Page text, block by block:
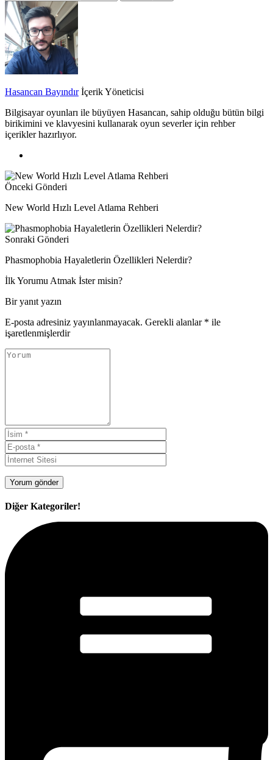
Hasancan Bayındır İçerik Yöneticisi
Bilgisayar oyunları ile büyüyen Hasancan, sahip olduğu bütün bilgi
birikimini ve klavyesini kullanarak oyun severler için rehber
içerikler hazırlıyor.
Önceki Gönderi
New World Hızlı Level Atlama Rehberi
Sonraki Gönderi
Phasmophobia Hayaletlerin Özellikleri Nelerdir?
İlk Yorumu Atmak İster misin?
Bir yanıt yazın
E-posta adresiniz yayınlanmayacak. Gerekli alanlar * ile
işaretlenmişlerdir
Diğer Kategoriler!